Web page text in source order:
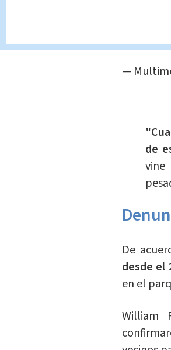
8.https://
—
de
De
desde el
en el
William